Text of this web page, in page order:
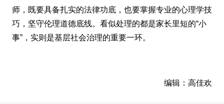
师，既要具备扎实的法律功底，也要掌握专业的心理学技
巧，坚守伦理道德底线。看似处理的都是家长里短的“小
事”，实则是基层社会治理的重要一环。
编辑：高佳欢